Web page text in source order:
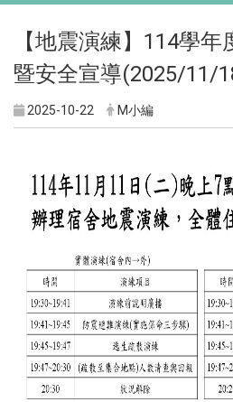
【地震演練】114學
暨安全宣導(2025/11/
2025-10-22 M小編